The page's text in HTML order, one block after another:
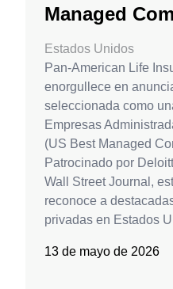
Managed
Estados Unidos
Pan-American Life
enorgullece en
seleccionada como
Empresas
(US Best Managed
Patrocinado por
Wall Street Journal,
reconoce a
privadas en Estados
13 de mayo de 2026